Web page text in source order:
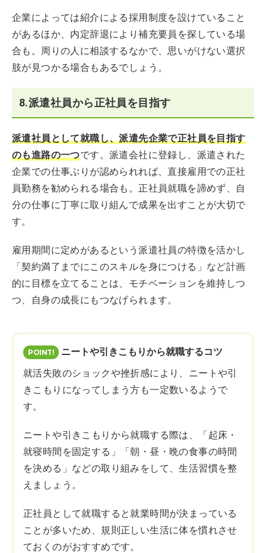
企業によっては紹介による採用制度を設けていること
があるほか、内定辞退により補充要員を探している場
合も。周りの人に相談するなかで、思いがけない選択
肢が見つかる場合もあるでしょう。
8.派遣社員から正社員を目指す
派遣社員として就職し、派遣先企業で正社員を目指す
のも進路の一つです。派遣会社に登録し、派遣された
企業での仕事ぶりが認められれば、直接雇用での正社
員勤務を勧められる場合も。正社員就職を諦めず、自
分の仕事に丁寧に取り組んで成果を出すことが大切で
す。
雇用期間に定めがあるという派遣社員の特徴を活かし
「契約満了までにこのスキルを身につける」など計画
的に目標を立てることは、モチベーションを維持しつ
つ、自身の成長にもつなげられます。
ニートや引きこもりから就職するコツ
就活失敗のショックや挫折感により、ニートや引
きこもりになってしまう方も一定数いるようで
す。
ニートや引きこもりから就職する際は、「起床・
就寝時間を固定する」「朝・昼・晩の食事の時間
を決める」などの取り組みをして、生活習慣を整
えましょう。
正社員として就職すると就業時間が決まっている
ことが多いため、規則正しい生活に体を慣れさせ
ておくのがおすすめです。